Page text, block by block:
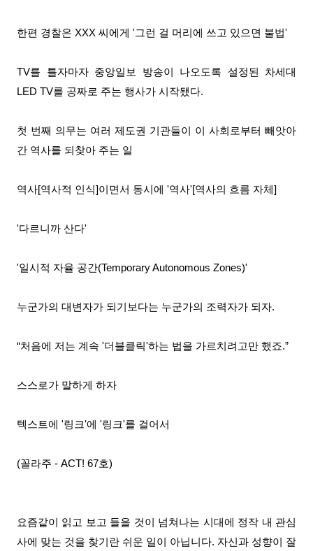
한편 경찰은 XXX 씨에게 '그런 걸 머리에 쓰고 있으면 불법'
TV를 틀자마자 중앙일보 방송이 나오도록 설정된 차세대
LED TV를 공짜로 주는 행사가 시작됐다.
첫 번째 의무는 여러 제도권 기관들이 이 사회로부터 빼앗아
간 역사를 되찾아 주는 일
역사[역사적 인식]이면서 동시에 '역사'[역사의 흐름 자체]
'다르니까 산다'
'일시적 자율 공간(Temporary Autonomous Zones)'
누군가의 대변자가 되기보다는 누군가의 조력자가 되자.
“처음에 저는 계속 '더블클릭'하는 법을 가르치려고만 했죠.”
스스로가 말하게 하자
텍스트에 '링크'에 '링크'를 걸어서
(꼴라주 - ACT! 67호)
요즘같이 읽고 보고 들을 것이 넘쳐나는 시대에 정작 내 관심
사에 맞는 것을 찾기란 쉬운 일이 아닙니다. 자신과 성향이 잘